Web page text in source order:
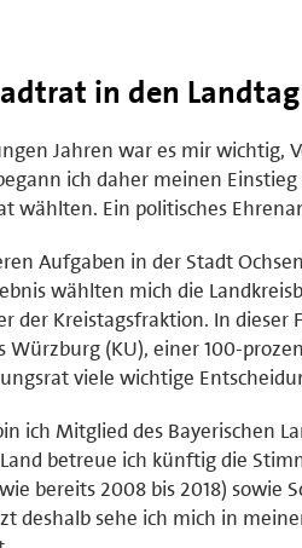
in den
Jahren war es mir
ich daher meinen
wählten. Ein politisches
Aufgaben in der Stadt
wählten mich die
der Kreistagsfraktion. In
Würzburg (KU), einer 100-
viele wichtige
ich Mitglied des Bayerischen
betreue ich künftig die
bereits 2008 bis 2018) sowie
deshalb sehe ich mich in